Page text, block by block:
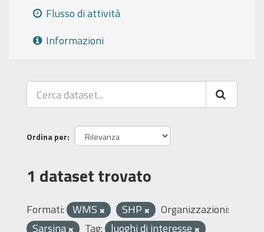
Flusso di attività
Informazioni
Ordina per
1 dataset trovato
Formati: WMS SHP
Organizzazioni:
Sarsina
Tag: luoghi di interesse